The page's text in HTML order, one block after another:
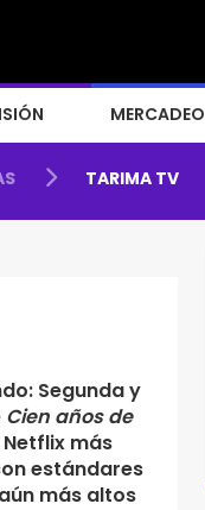
MERCADEO
TARIMA TV
Segunda y
Cien años de
más
estándares
más altos